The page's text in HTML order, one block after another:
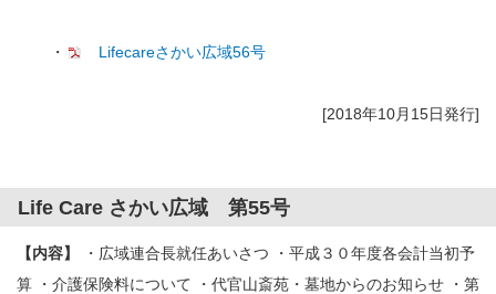
・ Lifecareさかい広域56号
[2018年10月15日発行]
Life Care さかい広域 第55号
【内容】
・広域連合長就任あいさつ ・平成３０年度各会計当初予
算 ・介護保険料について ・代官山斎苑・墓地からのお知らせ ・第